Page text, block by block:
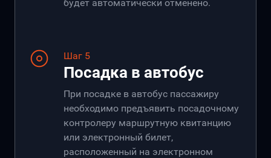
будет автоматически отменено.
Шаг 5
Посадка в автобус
При посадке в автобус пассажиру
необходимо предъявить посадочному
контролеру маршрутную квитанцию
или электронный билет,
расположенный на электронном